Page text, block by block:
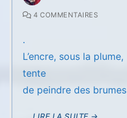
4 COMMENTAIRES
.
L’encre, sous la plume,
tente
de peindre des brumes
LIRE LA SUITE →